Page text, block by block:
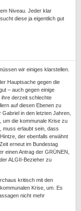
Niveau. Jeder klar
diese ja eigentlich gut
wir einiges klarstellen.
Hauptsache gegen die
– auch gegen einige
derzeit schlechte
auf diesen Ebenen zu
in den letzten Jahren,
um die kommunale Krise zu
muss erlaubt sein, dass
der ebenfalls erwähnt
erneut im Bundestag
einen Antrag der GRÜNEN,
ALGII-Bezieher zu
kritisch mit den
Krise, um. Es
nicht mehr